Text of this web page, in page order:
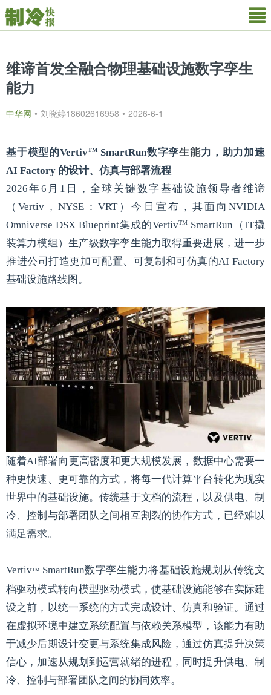
维谛首发全融合物理基础设施数字孪生
能力
中华网 • 刘晓婷18602616958 • 2026-6-1
基于模型的VertivTM SmartRun数字孪生能力，助力加速
AI Factory 的设计、仿真与部署流程
2026年6月1日，全球关键数字基础设施领导者维谛
（Vertiv，NYSE：VRT）今日宣布，其面向NVIDIA
Omniverse DSX Blueprint集成的VertivTM SmartRun（IT撬
装算力模组）生产级数字孪生能力取得重要进展，进一步
推进公司打造更加可配置、可复制和可仿真的AI Factory
基础设施路线图。
随着AI部署向更高密度和更大规模发展，数据中心需要一
种更快速、更可靠的方式，将每一代计算平台转化为现实
世界中的基础设施。传统基于文档的流程，以及供电、制
冷、控制与部署团队之间相互割裂的协作方式，已经难以
满足需求。
VertivTM
SmartRun数字孪生能力将基础设施规划从传统文
档驱动模式转向模型驱动模式，使基础设施能够在实际建
设之前，以统一系统的方式完成设计、仿真和验证。通过
在虚拟环境中建立系统配置与依赖关系模型，该能力有助
于减少后期设计变更与系统集成风险，通过仿真提升决策
信心，加速从规划到运营就绪的进程，同时提升供电、制
冷、控制与部署团队之间的协同效率。